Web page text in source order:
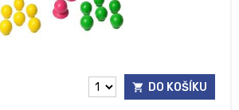
DO KOŠÍKU